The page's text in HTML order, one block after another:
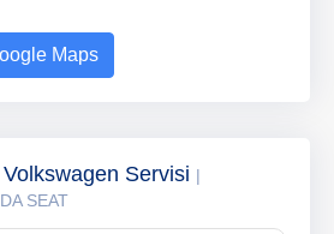
Maps
Servisi |
SEAT